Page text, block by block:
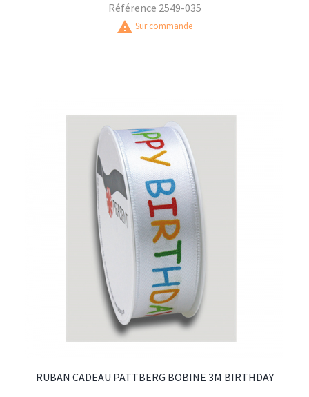
Référence 2549-035
warning Sur commande
RUBAN CADEAU PATTBERG BOBINE 3M BIRTHDAY